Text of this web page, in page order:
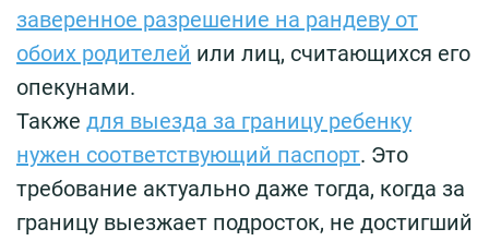
заверенное разрешение на рандеву от
обоих родителей или лиц, считающихся его
опекунами.
Также для выезда за границу ребенку
нужен соответствующий паспорт. Это
требование актуально даже тогда, когда за
границу выезжает подросток, не достигший